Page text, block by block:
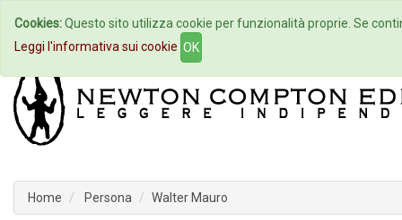
Home Autori Eventi
Home Persona Walter Mauro
Cookies:Questo sito utilizza cookie per funzionalità proprie. Se
Leggi l'informativa sui cookie OK